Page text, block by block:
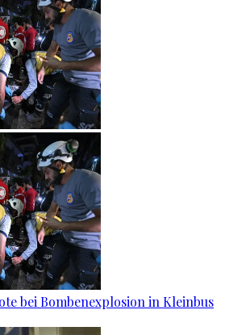
bei Bombenexplosion in Kleinbus